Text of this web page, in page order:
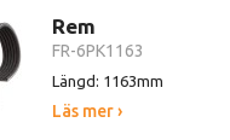
Rem
FR-6PK1163
Längd: 1163mm
Läs mer ›